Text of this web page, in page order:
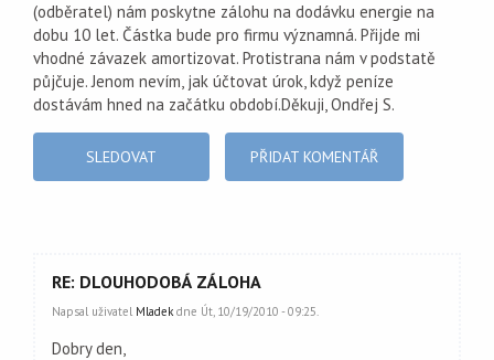
(odběratel) nám poskytne zálohu na dodávku energie na
dobu 10 let. Částka bude pro firmu významná. Přijde mi
vhodné závazek amortizovat. Protistrana nám v podstatě
půjčuje. Jenom nevím, jak účtovat úrok, když peníze
dostávám hned na začátku období.Děkuji, Ondřej S.
SLEDOVAT PŘIDAT KOMENTÁŘ
RE: DLOUHODOBÁ ZÁLOHA
Napsal uživatel Mladek dne Út, 10/19/2010 - 09:25.
Dobry den,